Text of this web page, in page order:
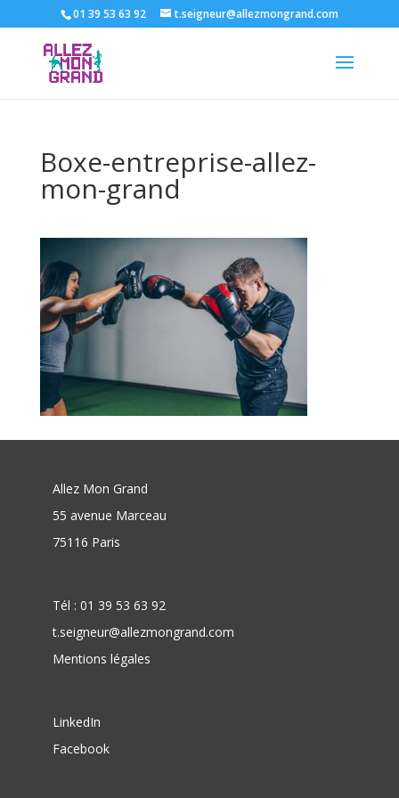
01 39 53 63 92 t.seigneur@allezmongrand.com
Boxe-entreprise-allez-
mon-grand
Allez Mon Grand
55 avenue Marceau
75116 Paris
Tél : 01 39 53 63 92
t.seigneur@allezmongrand.com
Mentions légales
LinkedIn
Facebook